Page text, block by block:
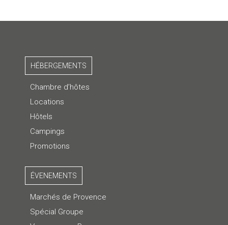
HÉBERGEMENTS
Chambre d’hôtes
Locations
Hôtels
Campings
Promotions
ÉVENEMENTS
Marchés de Provence
Spécial Groupe